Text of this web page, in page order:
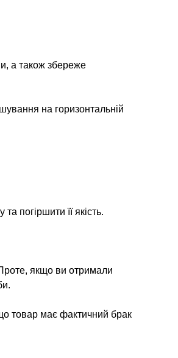
а також збереже
на горизонтальній
погіршити її якість.
якщо ви отримали
товар має фактичний брак